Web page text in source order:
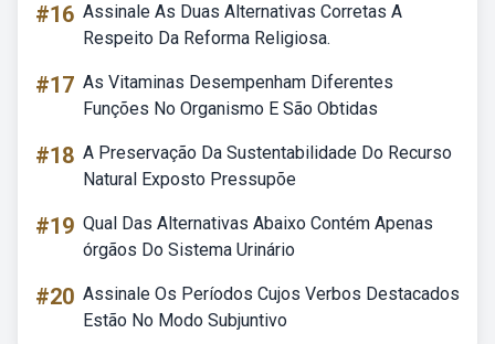
#16 Assinale As Duas Alternativas Corretas A
Respeito Da Reforma Religiosa.
#17 As Vitaminas Desempenham Diferentes
Funções No Organismo E São Obtidas
#18 A Preservação Da Sustentabilidade Do Recurso
Natural Exposto Pressupõe
#19 Qual Das Alternativas Abaixo Contém Apenas
órgãos Do Sistema Urinário
#20 Assinale Os Períodos Cujos Verbos Destacados
Estão No Modo Subjuntivo